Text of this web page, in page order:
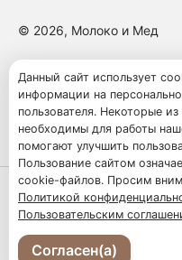
© 2026, Молоко и Мед
Пользовательское
Политика
Публичная оферта
Работает по технологии
Данный сайт использует
информации на
пользователя. Некоторые
необходимы для работы
помогают улучшить
Пользование сайтом
cookie-файлов. Просим
Политикой
Пользовательским
Согласен(а)